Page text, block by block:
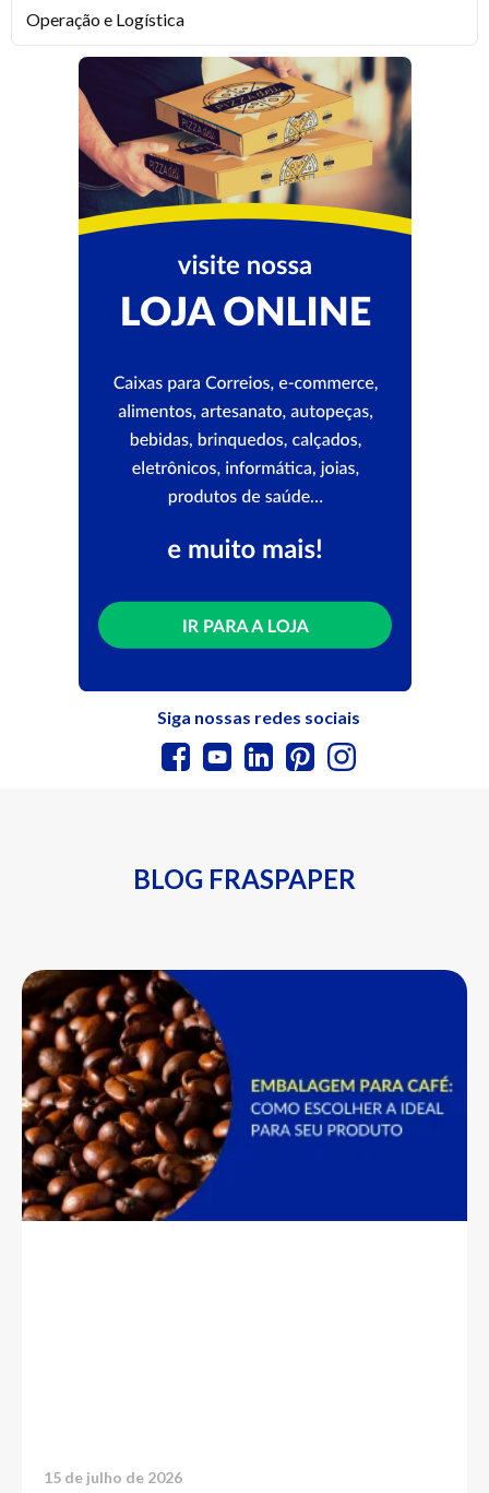
Operação e Logística
Siga nossas redes sociais
BLOG FRASPAPER
15 de julho de 2026